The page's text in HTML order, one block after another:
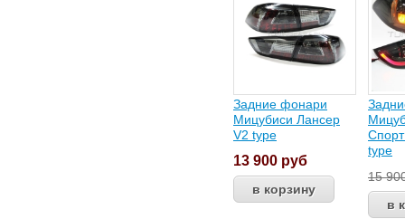
Задние фонари
Мицубиси Лансер
V2 type
13 900 руб
type
15